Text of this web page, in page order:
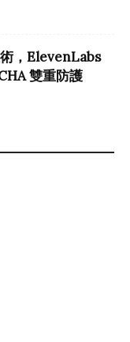
術，ElevenLabs
雙重防護